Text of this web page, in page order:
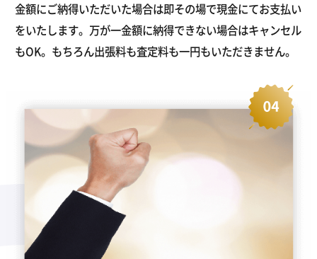
金額にご納得いただいた場合は即その場で現金にてお支払い
をいたします。万が一金額に納得できない場合はキャンセル
もOK。もちろん出張料も査定料も一円もいただきません。